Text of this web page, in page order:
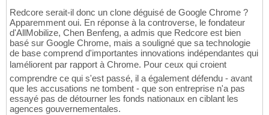
Redcore serait-il donc un clone déguisé de Google Chrome ?
Apparemment oui. En réponse à la controverse, le fondateur
d'AllMobilize, Chen Benfeng, a admis que Redcore est bien
basé sur Google Chrome, mais a souligné que sa technologie
de base comprend d'importantes innovations indépendantes qui
laméliorent par rapport à Chrome. Pour ceux qui croient
comprendre ce qui s'est passé, il a également défendu - avant
que les accusations ne tombent - que son entreprise n'a pas
essayé pas de détourner les fonds nationaux en ciblant les
agences gouvernementales.